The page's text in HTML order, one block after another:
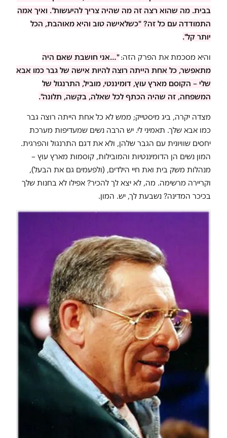
בבית. מה שהוא רצה זה מה שהיה צריך להיעשות". ואיך אמה
התמודדה עם כל זה? "כשלאישה טוב והיא מאוהבת, הכל
יותר קל".
והיא מסכמת את הפרק הזה:"…אני חושבת שאם היה
מתאפשר, כל אחת הייתה רוצה להיות אישה של גבר כמו אבא
שלי – הקוסם מארץ עוץ, דומיננטי, מוביל, התרנגול של
המשפחה, זה שהיה הכתף לכל שאלה, בקשה, תלונה".
מצדה יקרה, ביג מיסטייק; ממש לא כל אחת הייתה רוצה גבר
כמו אבא שלך. תאמיני לי. יש הרבה נשים שמעדיפות מערכת
יחסים שוויונית עם הגבר שלהן, ולא את דגם התרנגול והפרגית.
המון נשים הן הדומיננטיות והמובילות, קוסמות מארץ עוץ –
מנהלות משק בית ואת חיי הילדים, (ולפעמים גם את הבעל),
וקריירה מרשימה. מה, לא יצא לך להכיר? אפילו לא בחנות שלך
בכיכר המדינה? נשבעת לך, יש. המון.